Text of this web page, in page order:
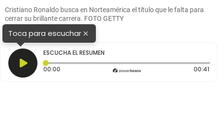
Cristiano Ronaldo busca en Norteamérica el título que le falta para
cerrar su brillante carrera. FOTO GETTY
Toca para escuchar×
ESCUCHA EL RESUMEN
00:00 Tiempo transcurrido: 0 segundos 00:41